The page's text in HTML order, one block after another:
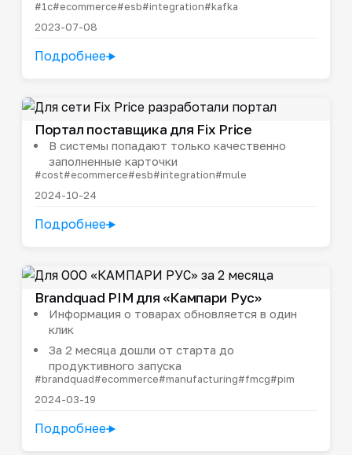
#1c#ecommerce#esb#integration#kafka
2023-07-08
Подробнее
Портал поставщика для Fix Price
В системы попадают только качественно
заполненные карточки
#cost#ecommerce#esb#integration#mule
2024-10-24
Подробнее
Brandquad PIM для «Кампари Рус»
Информация о товарах обновляется в один
клик
За 2 месяца дошли от старта до
продуктивного запуска
#brandquad#ecommerce#manufacturing#fmcg#pim
2024-03-19
Подробнее